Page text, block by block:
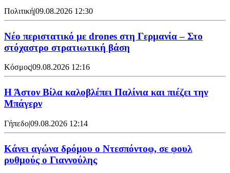
Πολιτική|09.08.2026 12:30
Νέο περιστατικό με drones στη Γερμανία – Στο
στόχαστρο στρατιωτική βάση
Κόσμος|09.08.2026 12:16
Η Άστον Βίλα καλοβλέπει Παλίνια και πιέζει την
Μπάγερν
Γήπεδο|09.08.2026 12:14
Kάνει αγώνα δρόμου ο Ντεσπόντοφ, σε φουλ
ρυθμούς ο Γιαννούλης